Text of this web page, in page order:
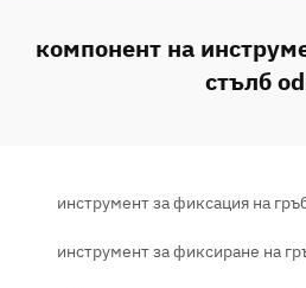
компонент на
стълб
инструмент за фиксация на
инструмент за фиксиране на